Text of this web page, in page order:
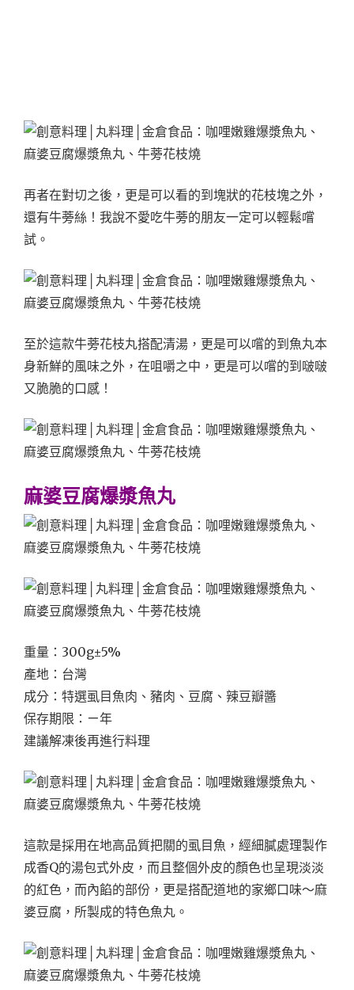
再者在對切之後，更是可以看的到塊狀的花枝塊之外，
還有牛蒡絲！我說不愛吃牛蒡的朋友一定可以輕鬆嚐
試。
至於這款牛蒡花枝丸搭配清湯，更是可以嚐的到魚丸本
身新鮮的風味之外，在咀嚼之中，更是可以嚐的到啵啵
又脆脆的口感！
麻婆豆腐爆漿魚丸
重量：300g±5%
產地：台灣
成分：特選虱目魚肉、豬肉、豆腐、辣豆瓣醬
保存期限：ㄧ年
建議解凍後再進行料理
這款是採用在地高品質把關的虱目魚，經細膩處理製作
成香Q的湯包式外皮，而且整個外皮的顏色也呈現淡淡
的紅色，而內餡的部份，更是搭配道地的家鄉口味～麻
婆豆腐，所製成的特色魚丸。